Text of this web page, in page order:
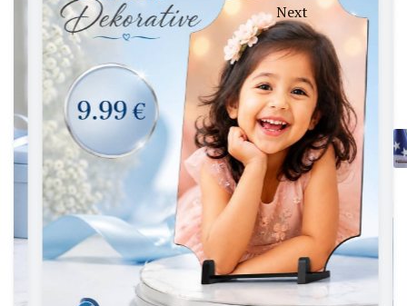
Next
Kthesë e
papritur
nga
miku i
Putinit?
Orban:
Rusia
është
shumë e
dobët
për t’u
përballur
me
NATO-n